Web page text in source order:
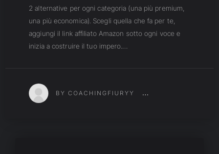
2 alternative per ogni categoria (una più premium,
una più economica). Scegli quella che fa per te,
aggiungi il link affiliato Amazon sotto ogni voce e
inizia a costruire il tuo impero.…
BY COACHINGFIURYY